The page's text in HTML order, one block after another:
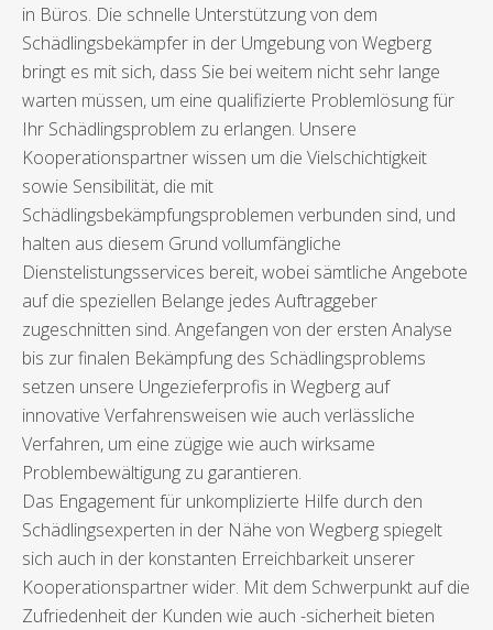
in Büros. Die schnelle Unterstützung von dem
Schädlingsbekämpfer in der Umgebung von Wegberg
bringt es mit sich, dass Sie bei weitem nicht sehr lange
warten müssen, um eine qualifizierte Problemlösung für
Ihr Schädlingsproblem zu erlangen. Unsere
Kooperationspartner wissen um die Vielschichtigkeit
sowie Sensibilität, die mit
Schädlingsbekämpfungsproblemen verbunden sind, und
halten aus diesem Grund vollumfängliche
Dienstelistungsservices bereit, wobei sämtliche Angebote
auf die speziellen Belange jedes Auftraggeber
zugeschnitten sind. Angefangen von der ersten Analyse
bis zur finalen Bekämpfung des Schädlingsproblems
setzen unsere Ungezieferprofis in Wegberg auf
innovative Verfahrensweisen wie auch verlässliche
Verfahren, um eine zügige wie auch wirksame
Problembewältigung zu garantieren.
Das Engagement für unkomplizierte Hilfe durch den
Schädlingsexperten in der Nähe von Wegberg spiegelt
sich auch in der konstanten Erreichbarkeit unserer
Kooperationspartner wider. Mit dem Schwerpunkt auf die
Zufriedenheit der Kunden wie auch -sicherheit bieten